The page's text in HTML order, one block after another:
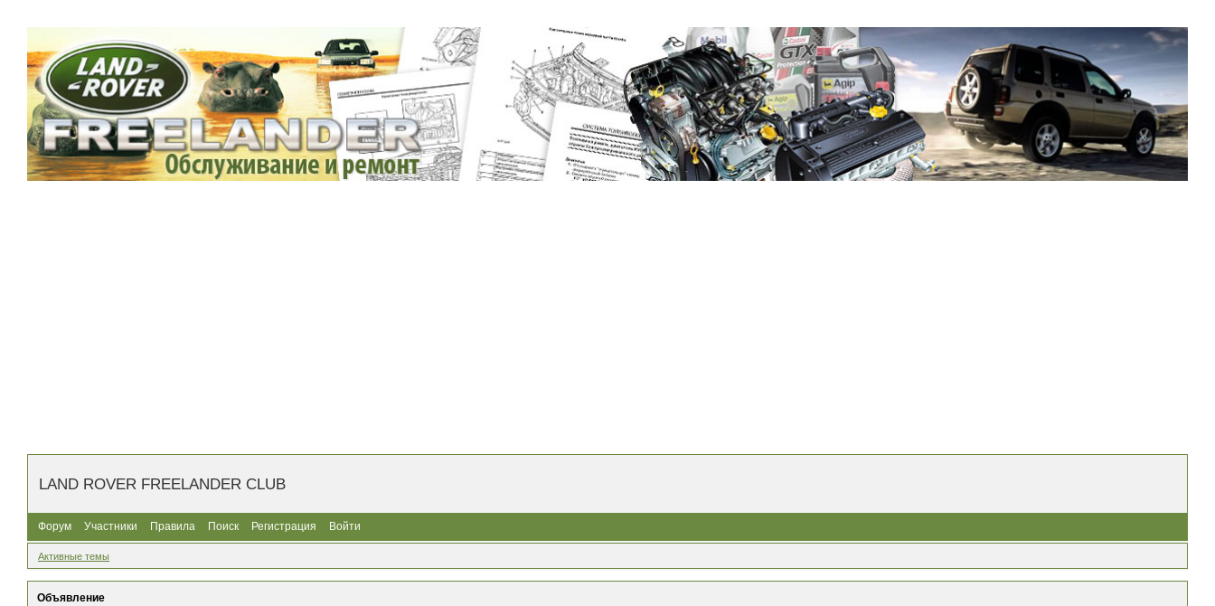
LAND ROVER FREELANDER CLUB
Форум Участники Правила Поиск Регистрация Войти
Активные темы
Объявление